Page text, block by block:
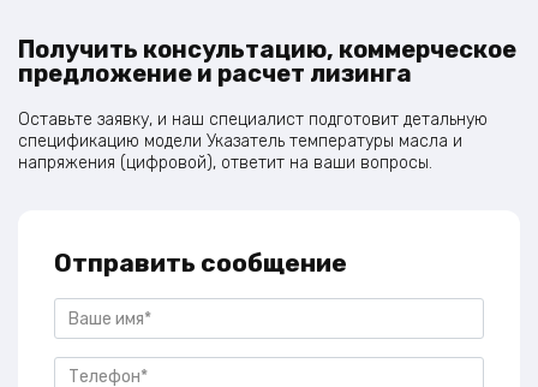
Получить консультацию, коммерческое
предложение и расчет лизинга
Оставьте заявку, и наш специалист подготовит детальную
спецификацию модели Указатель температуры масла и
напряжения (цифровой), ответит на ваши вопросы.
Отправить сообщение